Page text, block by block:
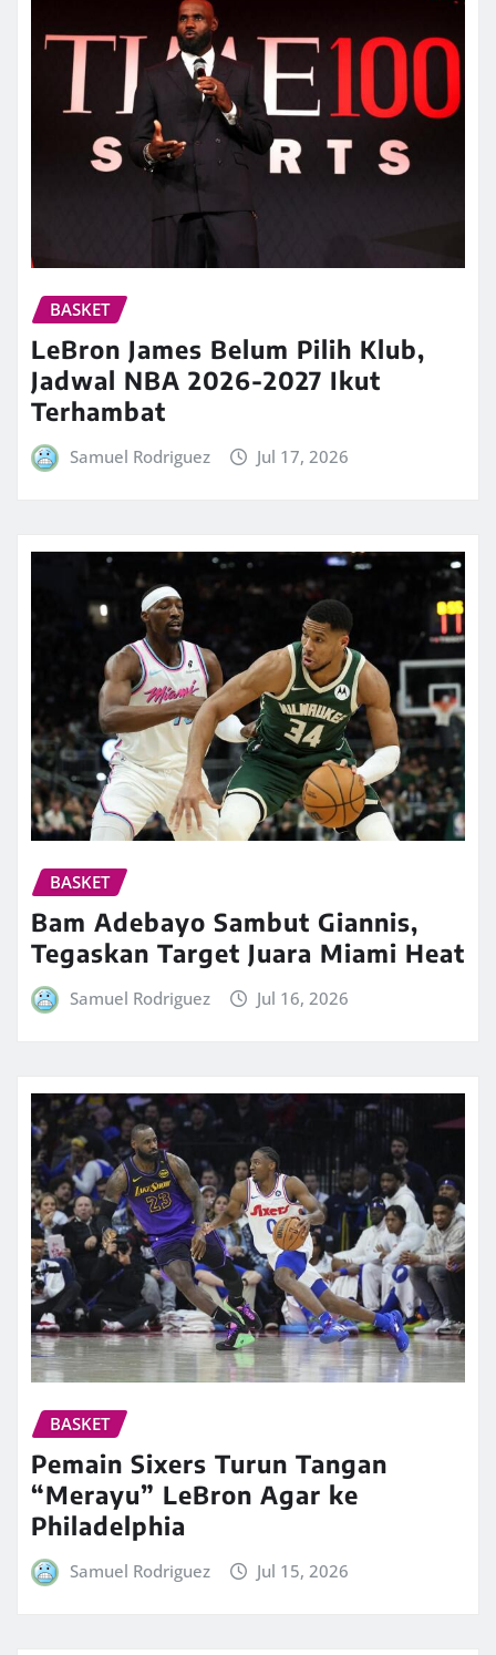
BASKET
LeBron James Belum Pilih Klub,
Jadwal NBA 2026-2027 Ikut
Terhambat
Samuel Rodriguez Jul 17, 2026
BASKET
Bam Adebayo Sambut Giannis,
Tegaskan Target Juara Miami Heat
Samuel Rodriguez Jul 16, 2026
BASKET
Pemain Sixers Turun Tangan
“Merayu” LeBron Agar ke
Philadelphia
Samuel Rodriguez Jul 15, 2026